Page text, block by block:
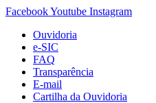
FacebookYoutube Instagram
Ouvidoria
e-SIC
FAQ
Transparência
E-mail
Cartilha da Ouvidoria